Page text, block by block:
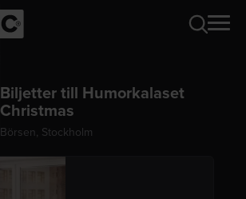
Biljetter till Humorkalaset
Christmas
Börsen, Stockholm